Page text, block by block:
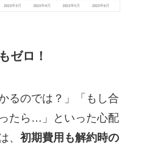
ゼロ！
るのでは？」「もし合
たら…」といった心配
、 初期費用も解約時の